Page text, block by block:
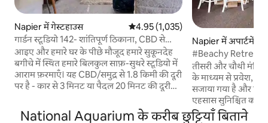
Napier में गेस्टहाउस औसत रेटिंग 5 में से 4.95, 1,035 समीक्षाएँ
4.95 (1,035)
गार्डन स्टूडियो 142- शांतिपूर्ण ठिकाना, CBD से
1.8k
आइए और हमारे घर के पीछे मौजूद हमारे सुकूनदेह
बगीचे में स्थित हमारे बिलकुल साफ़-सुथरे स्टूडियो में
आराम फ़रमाएँ। यह CBD/समुद्र से 1.8 किमी की दूरी
पर है - कार से 3 मिनट या पैदल 20 मिनट की दूरी
या 2 सिंगल बेड), 2 लाउंज चेयर, एक छोटा-सा
लेकिन सभी सुविधाओं से लैस किचन—हॉट प्लेट,
Napier में अपार्टमेंट
#Beachy Retreat
तीसरी और चौथी
के माध्यम से प्रवेश,
सजाया गया है और
एहसास सुनिश्चित
बड़े किचन लिविंग और
National Aquarium के करीब छुट्टियाँ बिताने